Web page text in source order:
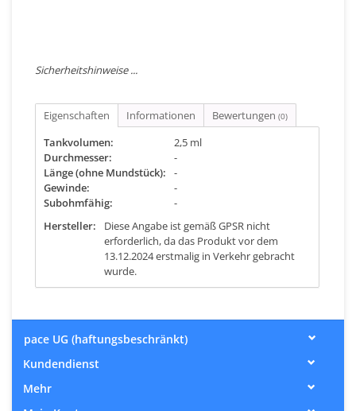
Sicherheitshinweise ...
Eigenschaften Informationen Bewertungen (0)
Tankvolumen:
2,5 ml
Durchmesser:
-
Länge (ohne Mundstück):
-
Gewinde:
-
Subohmfähig:
-
Hersteller:
Diese Angabe ist gemäß GPSR nicht
erforderlich, da das Produkt vor dem
13.12.2024 erstmalig in Verkehr gebracht
wurde.
pace UG (haftungsbeschränkt)
Kundendienst
Mehr